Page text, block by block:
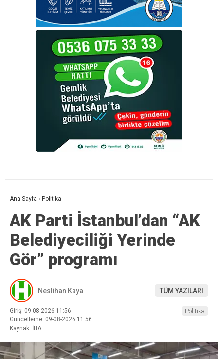
Ana Sayfa › Politika
AK Parti İstanbul’dan “AK
Belediyeciliği Yerinde
Gör” programı
Neslihan Kaya TÜM YAZILARI
Giriş: 09-08-2026 11:56
Güncelleme: 09-08-2026 11:56
Kaynak: İHA
Politika